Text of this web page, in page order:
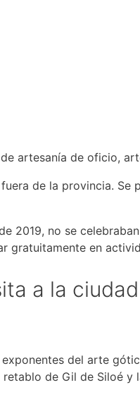
artesanía de oficio,
de la provincia.
2019, no se
gratuitamente en
a la ciudad
del arte
de Gil de Siloé y